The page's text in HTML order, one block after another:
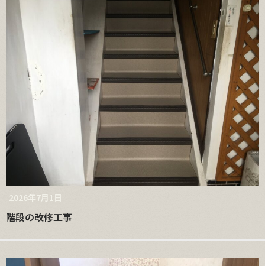
2026年7月1日
階段の改修工事